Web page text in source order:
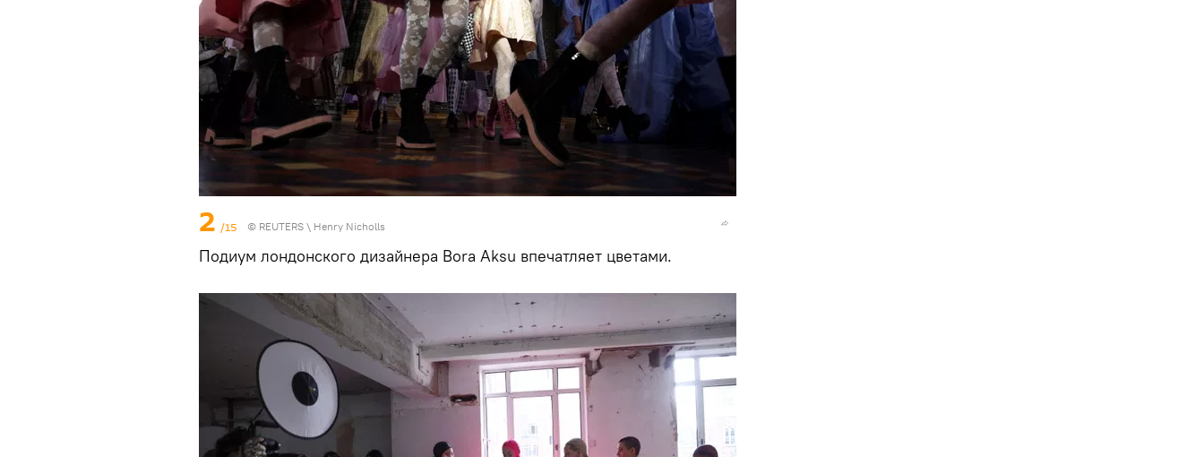
2 /15 © REUTERS \ Henry Nicholls
Подиум лондонского дизайнера Bora Aksu впечатляет цветами.